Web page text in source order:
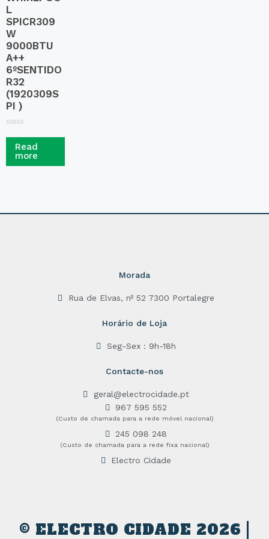
L
SPICR309
W
9000BTU
A++
6ºSENTIDO
R32
(1920309S
PI )
d
Read
more
Morada
Rua de Elvas, nº 52 7300 Portalegre
Horário de Loja
Seg-Sex : 9h-18h
Contacte-nos
geral@electrocidade.pt
967 595 552
(Custo de chamada para a rede móvel nacional)
245 098 248
(Custo de chamada para a rede fixa nacional)
Electro Cidade
© ELECTRO CIDADE 2026 |